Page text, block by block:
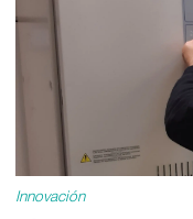
Innovación